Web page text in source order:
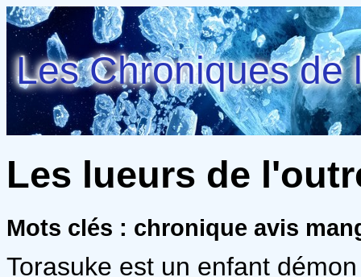
Les Chroniques de
Les lueurs de
Mots clés : chronique avis
Torasuke est un enfant